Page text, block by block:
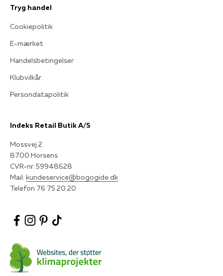
Tryg handel
Cookiepolitik
E-mærket
Handelsbetingelser
Klubvilkår
Persondatapolitik
Indeks Retail Butik A/S
Mossvej 2
8700 Horsens
CVR-nr. 59948628
Mail: kundeservice@bogogide.dk
Telefon 76 75 20 20